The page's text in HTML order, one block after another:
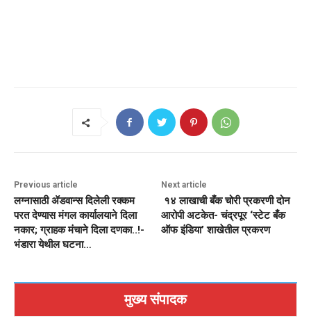
Previous article
लग्नासाठी ॲडवान्स दिलेली रक्कम
परत देण्यास मंगल कार्यालयाने दिला
नकार; ग्राहक मंचाने दिला दणका..!-
भंडारा येथील घटना…
Next article
१४ लाखाची बँक चोरी प्रकरणी दोन
आरोपी अटकेत- चंद्रपूर ‘स्टेट बँक
ऑफ इंडिया’ शाखेतील प्रकरण
मुख्य संपादक